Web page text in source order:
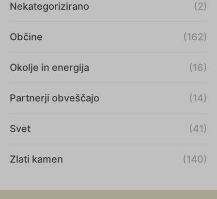
Nekategorizirano (2)
Občine (162)
Okolje in energija (16)
Partnerji obveščajo (14)
Svet (41)
Zlati kamen (140)